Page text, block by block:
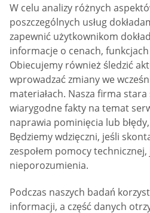
W celu analizy różnych
poszczególnych usług
zapewnić użytkownikom
informacje o cenach,
Obiecujemy również śledzić
wprowadzać zmiany we
materiałach. Nasza firma
wiarygodne fakty na temat
naprawia pominięcia lub
Będziemy wdzięczni, jeśli
zespołem pomocy
nieporozumienia.
Podczas naszych badań
informacji, a część danych